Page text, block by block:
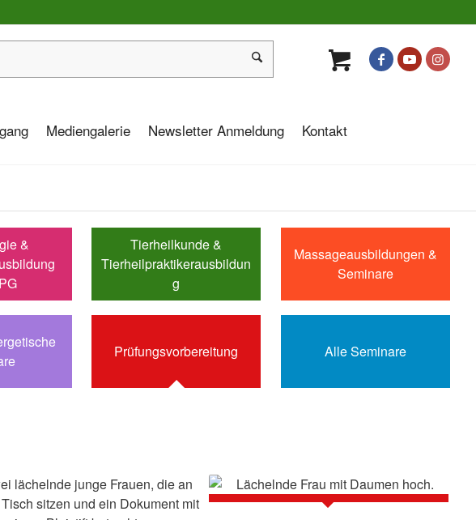
Mediengalerie Newsletter Anmeldung Kontakt
&
Tierheilkunde &
Tierheilpraktikerausbildun
g
Massageausbildungen &
Seminare
Prüfungsvorbereitung Alle Seminare